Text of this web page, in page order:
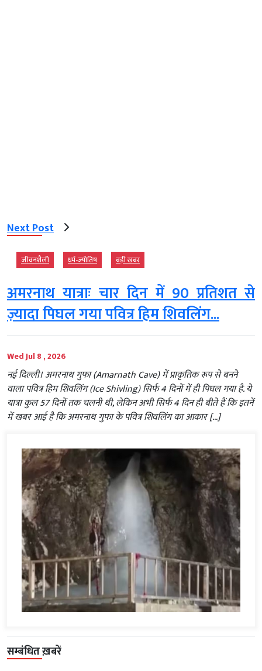
Next Post
जीवनशैली धर्म-ज्‍योतिष बड़ी खबर
अमरनाथ यात्राः चार दिन में 90 प्रतिशत से
ज़्यादा पिघल गया पवित्र हिम शिवलिंग...
Wed Jul 8 , 2026
नई दिल्ली। अमरनाथ गुफा (Amarnath Cave) में प्राकृतिक रूप से बनने
वाला पवित्र हिम शिवलिंग (Ice Shivling) सिर्फ 4 दिनों में ही पिघल गया है. ये
यात्रा कुल 57 दिनों तक चलनी थी, लेकिन अभी सिर्फ 4 दिन ही बीते हैं कि इतनें
में खबर आई है कि अमरनाथ गुफा के पवित्र शिवलिंग का आकार […]
सम्बंधित ख़बरें